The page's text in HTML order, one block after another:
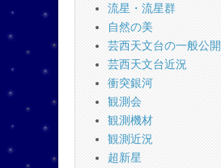
流星・流星群
自然の美
芸西天文台の一般公開
芸西天文台近況
衝突銀河
観測会
観測機材
観測近況
超新星